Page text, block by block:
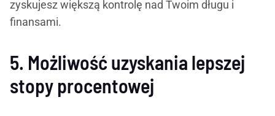
zyskujesz większą kontrolę nad Twoim długu i
finansami.
5. Możliwość uzyskania lepszej
stopy procentowej